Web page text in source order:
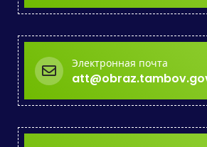
Электронная почта